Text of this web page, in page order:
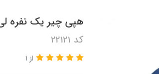
هپی چیر یک نفره
کد 22121
از 1